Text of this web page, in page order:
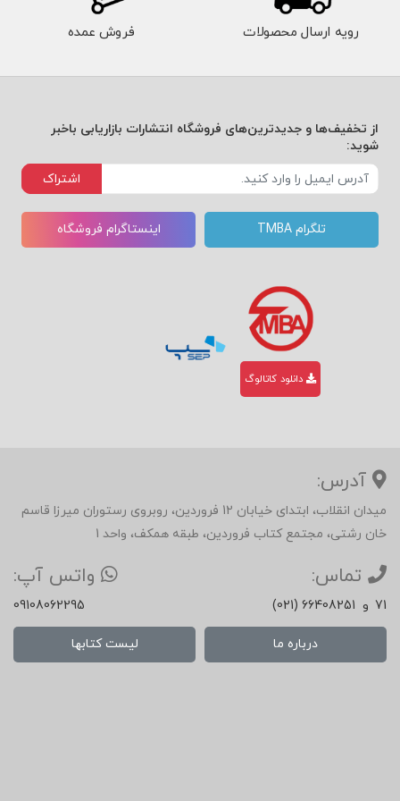
اخلاقی؛ آنتاگونیست‌ها و عزت نفس سمی؛ روایت
رویه ارسال محصولات فروش عمده
از تخفیف‌ها و جدیدترین‌های فروشگاه انتشارات بازاریابی باخبر
شوید:
اشتراک
تلگرام TMBA اینستاگرام فروشگاه
دانلود کاتالوگ
آدرس:
میدان انقلاب، ابتدای خیابان 12 فروردین، روبروی رستوران میرزا قاسم
خان رشتی، مجتمع کتاب فروردین، طبقه همکف، واحد 1
تماس:
(021) 66408251 و 71
واتس آپ:
09108062295
درباره ما لیست کتابها